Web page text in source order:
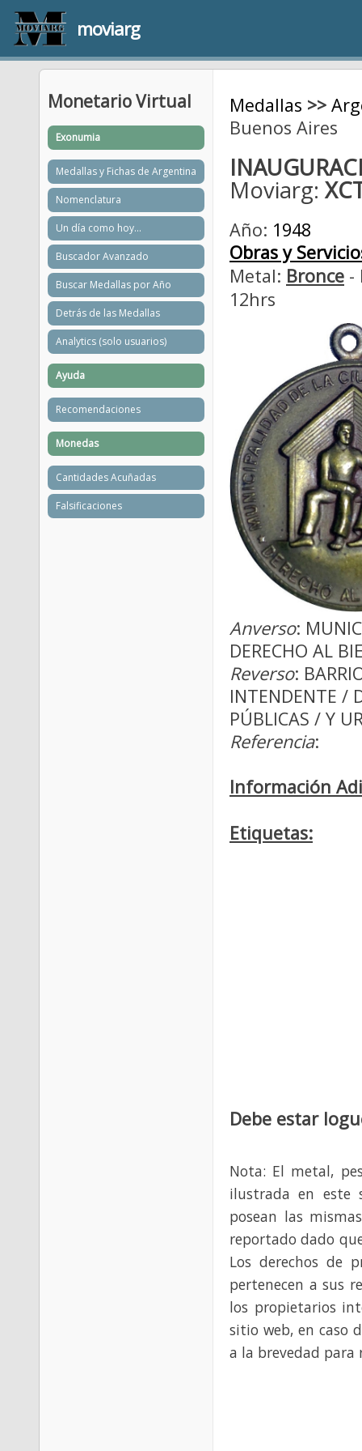
moviarg
Medallas >>
Buenos Aires
Moviarg:
Año: 1948
Obras y
Metal: Bronce -
12hrs
Anverso:
DERECHO AL
Reverso:
INTENDENTE /
PÚBLICAS / Y
Referencia:
Información
Etiquetas:
Debe estar
Nota: El metal,
ilustrada en este
posean las
reportado dado
Los derechos de
pertenecen a sus
los propietarios
sitio web, en caso
a la brevedad para
Monetario Virtual
Exonumia
Medallas y Fichas de Argentina
Nomenclatura
Un día como hoy...
Buscador Avanzado
Buscar Medallas por Año
Detrás de las Medallas
Analytics (solo usuarios)
Ayuda
Recomendaciones
Monedas
Cantidades Acuñadas
Falsificaciones